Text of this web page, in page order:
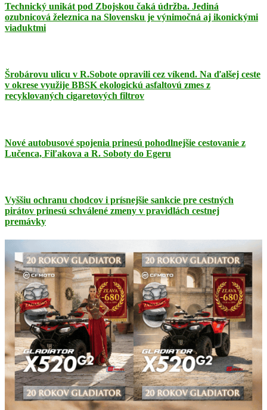
Technický unikát pod Zbojskou čaká údržba. Jediná
ozubnicová železnica na Slovensku je výnimočná aj ikonickými
viaduktmi
Šrobárovu ulicu v R.Sobote opravili cez víkend. Na ďalšej ceste
v okrese využije BBSK ekologickú asfaltovú zmes z
recyklovaných cigaretových filtrov
Nové autobusové spojenia prinesú pohodlnejšie cestovanie z
Lučenca, Fiľakova a R. Soboty do Egeru
Vyššiu ochranu chodcov i prísnejšie sankcie pre cestných
pirátov prinesú schválené zmeny v pravidlách cestnej
premávky